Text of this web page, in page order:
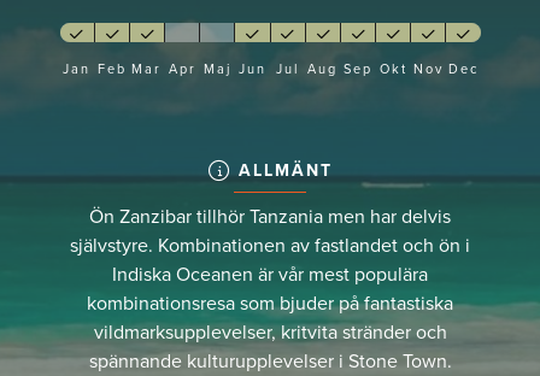
Jan Feb Mar Apr Maj Jun Jul Aug Sep Okt Nov Dec
ALLMÄNT
Ön Zanzibar tillhör Tanzania men har delvis
självstyre. Kombinationen av fastlandet och ön i
Indiska Oceanen är vår mest populära
kombinationsresa som bjuder på fantastiska
vildmarksupplevelser, kritvita stränder och
spännande kulturupplevelser i Stone Town.